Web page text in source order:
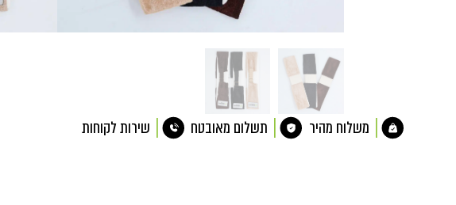
משלוח מהיר תשלום מאובטח שירות לקוחות